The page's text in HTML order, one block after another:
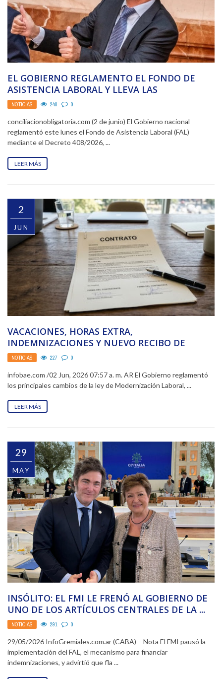
EL GOBIERNO REGLAMENTO EL FONDO DE
ASISTENCIA LABORAL Y LLEVA LAS
INDEMNIZACIONES AL MERCADO FINANCIERO
NOTICIAS 240 0
conciliacionobligatoria.com (2 de junio) El Gobierno nacional
reglamentó este lunes el Fondo de Asistencia Laboral (FAL)
mediante el Decreto 408/2026, ...
LEER MÁS
2
JUN
VACACIONES, HORAS EXTRA,
INDEMNIZACIONES Y NUEVO RECIBO DE
SUELDOS: QUÉ CAMBIOS DISPUSO LA
REFORMA LABORAL
NOTICIAS 227 0
infobae.com /02 Jun, 2026 07:57 a. m. AR El Gobierno reglamentó
los principales cambios de la ley de Modernización Laboral, ...
LEER MÁS
29
MAY
INSÓLITO: EL FMI LE FRENÓ AL GOBIERNO DE
UNO DE LOS ARTÍCULOS CENTRALES DE LA ...
NOTICIAS 291 0
29/05/2026 InfoGremiales.com.ar (CABA) – Nota El FMI pausó la
implementación del FAL, el mecanismo para financiar
indemnizaciones, y advirtió que fla ...